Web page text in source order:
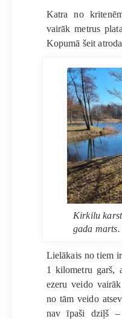
Katra no
vairāk metrus
Kopumā šeit
Kirkilu
gada marts.
Lielākais no tiem
1 kilometru garš,
ezeru veido
no tām veido
nav īpaši dziļš